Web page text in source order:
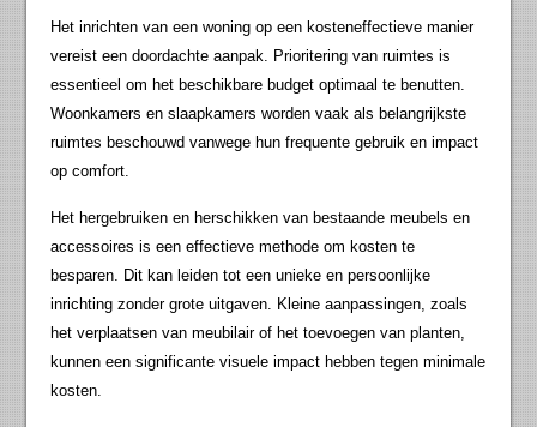
Het inrichten van een woning op een kosteneffectieve manier
vereist een doordachte aanpak. Prioritering van ruimtes is
essentieel om het beschikbare budget optimaal te benutten.
Woonkamers en slaapkamers worden vaak als belangrijkste
ruimtes beschouwd vanwege hun frequente gebruik en impact
op comfort.
Het hergebruiken en herschikken van bestaande meubels en
accessoires is een effectieve methode om kosten te
besparen. Dit kan leiden tot een unieke en persoonlijke
inrichting zonder grote uitgaven. Kleine aanpassingen, zoals
het verplaatsen van meubilair of het toevoegen van planten,
kunnen een significante visuele impact hebben tegen minimale
kosten.